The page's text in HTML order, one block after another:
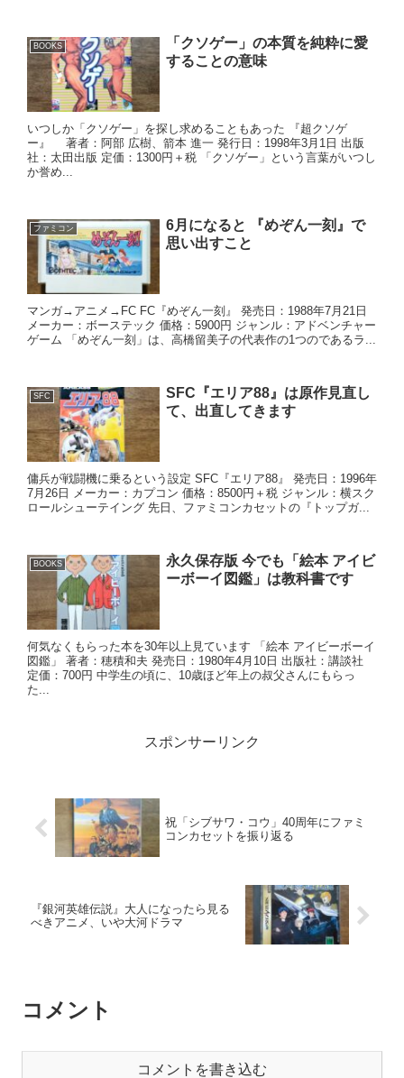
BOOKS
「クソゲー」の本質を純粋に愛
することの意味
いつしか「クソゲー」を探し求めることもあった 『超クソゲ
ー』 著者：阿部 広樹、箭本 進一 発行日：1998年3月1日 出版
社：太田出版 定価：1300円＋税 「クソゲー」という言葉がいつし
か誉め...
ファミコン
6月になると 『めぞん一刻』で
思い出すこと
マンガ→アニメ→FC FC『めぞん一刻』 発売日：1988年7月21日
メーカー：ボーステック 価格：5900円 ジャンル：アドベンチャー
ゲーム 「めぞん一刻」は、高橋留美子の代表作の1つのであるラ...
SFC
SFC『エリア88』は原作見直し
て、出直してきます
傭兵が戦闘機に乗るという設定 SFC『エリア88』 発売日：1996年
7月26日 メーカー：カプコン 価格：8500円＋税 ジャンル：横スク
ロールシューテイング 先日、ファミコンカセットの『トップガ...
BOOKS
永久保存版 今でも「絵本 アイビ
ーボーイ図鑑」は教科書です
何気なくもらった本を30年以上見ています 「絵本 アイビーボーイ
図鑑」 著者：穂積和夫 発売日：1980年4月10日 出版社：講談社
定価：700円 中学生の頃に、10歳ほど年上の叔父さんにもらっ
た...
スポンサーリンク
祝「シブサワ・コウ」40周年にファミ
コンカセットを振り返る
『銀河英雄伝説』大人になったら見る
べきアニメ、いや大河ドラマ
コメント
コメントを書き込む